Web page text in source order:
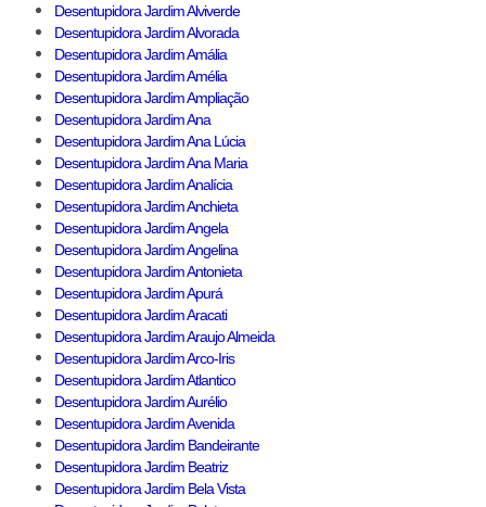
Desentupidora Jardim Alviverde
Desentupidora Jardim Alvorada
Desentupidora Jardim Amália
Desentupidora Jardim Amélia
Desentupidora Jardim Ampliação
Desentupidora Jardim Ana
Desentupidora Jardim Ana Lúcia
Desentupidora Jardim Ana Maria
Desentupidora Jardim Analícia
Desentupidora Jardim Anchieta
Desentupidora Jardim Angela
Desentupidora Jardim Angelina
Desentupidora Jardim Antonieta
Desentupidora Jardim Apurá
Desentupidora Jardim Aracati
Desentupidora Jardim Araujo Almeida
Desentupidora Jardim Arco-Iris
Desentupidora Jardim Atlantico
Desentupidora Jardim Aurélio
Desentupidora Jardim Avenida
Desentupidora Jardim Bandeirante
Desentupidora Jardim Beatriz
Desentupidora Jardim Bela Vista